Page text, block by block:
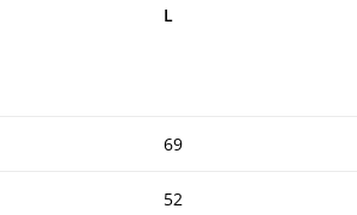
L
69
52